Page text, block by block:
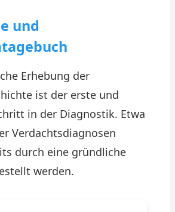
und
Erhebung der
ist der erste und
in der Diagnostik. Etwa
Verdachtsdiagnosen
durch eine gründliche
werden.